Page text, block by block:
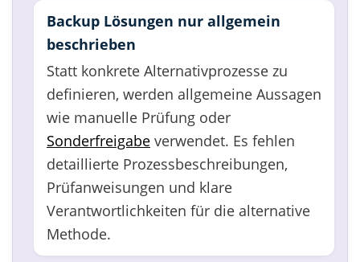
Backup Lösungen nur allgemein
beschrieben
Statt konkrete Alternativprozesse zu
definieren, werden allgemeine Aussagen
wie manuelle Prüfung oder
Sonderfreigabe verwendet. Es fehlen
detaillierte Prozessbeschreibungen,
Prüfanweisungen und klare
Verantwortlichkeiten für die alternative
Methode.